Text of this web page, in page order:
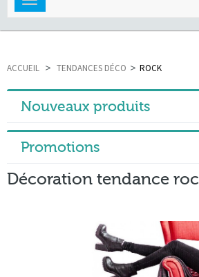
navigation
ACCUEIL > TENDANCES DÉCO > ROCK
Nouveaux produits
Promotions
Décoration tendance